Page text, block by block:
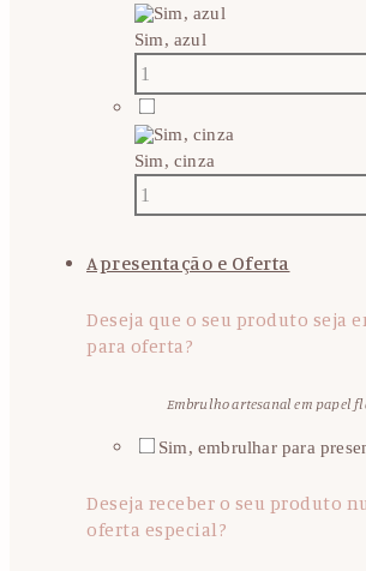
Sim, azul
Sim, cinza
Apresentação e Oferta
Deseja que o seu produto seja
para oferta?
Embrulho artesanal em papel
Sim, embrulhar para
Deseja receber o seu produto
oferta especial?